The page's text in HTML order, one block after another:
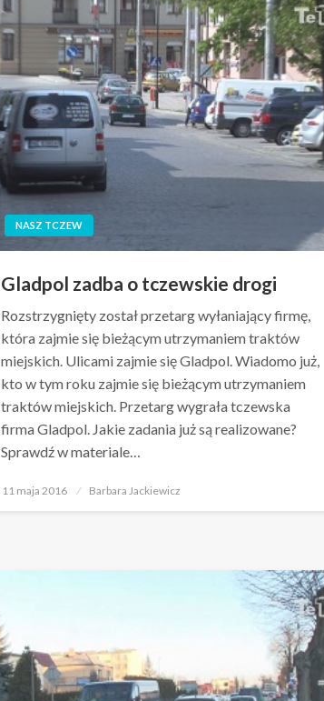
NASZ TCZEW
Gladpol zadba o tczewskie drogi
Rozstrzygnięty został przetarg wyłaniający firmę,
która zajmie się bieżącym utrzymaniem traktów
miejskich. Ulicami zajmie się Gladpol. Wiadomo już,
kto w tym roku zajmie się bieżącym utrzymaniem
traktów miejskich. Przetarg wygrała tczewska
firma Gladpol. Jakie zadania już są realizowane?
Sprawdź w materiale…
Opublikowane
11 maja 2016 Barbara Jackiewicz